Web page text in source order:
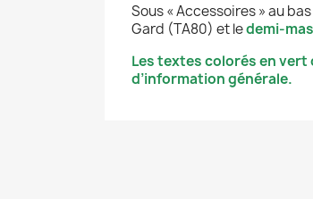
Sous « Accessoires » au
Gard (TA80) et ledemi-
Les textes colorés en
d’information générale.